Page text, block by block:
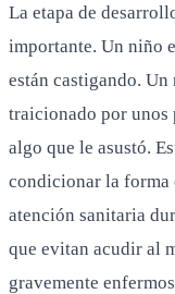
La etapa de
importante. Un niño
están castigando.
traicionado por unos
algo que le asustó.
condicionar la forma
atención sanitaria
que evitan acudir al
gravemente